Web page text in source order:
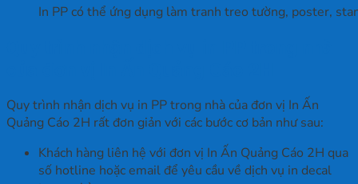
In PP có thể ứng dụng làm tranh treo tường, poster,
Quy trình nhận dịch vụ in PP trong nhà của đơn vị In Ấn
Quảng Cáo 2H rất đơn giản với các bước cơ bản như sau:
Khách hàng liên hệ với đơn vị In Ấn Quảng Cáo 2H qua
số hotline hoặc email để yêu cầu về dịch vụ in decal